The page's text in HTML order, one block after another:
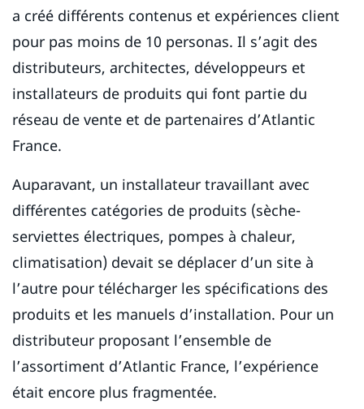
a créé différents contenus et expériences client
pour pas moins de 10 personas. Il s’agit des
distributeurs, architectes, développeurs et
installateurs de produits qui font partie du
réseau de vente et de partenaires d’Atlantic
France.
Auparavant, un installateur travaillant avec
différentes catégories de produits (sèche-
serviettes électriques, pompes à chaleur,
climatisation) devait se déplacer d’un site à
l’autre pour télécharger les spécifications des
produits et les manuels d’installation. Pour un
distributeur proposant l’ensemble de
l’assortiment d’Atlantic France, l’expérience
était encore plus fragmentée.